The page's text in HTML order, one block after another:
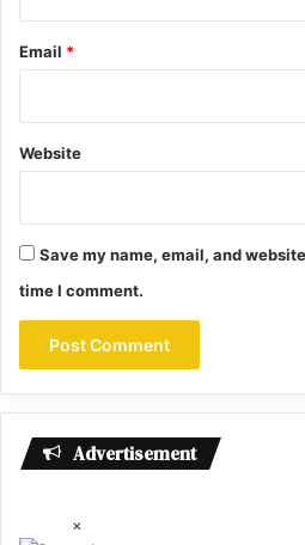
Email *
Website
Save my name, email, and
time I comment.
Advertisement
×